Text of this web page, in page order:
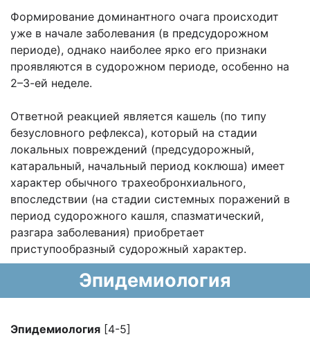
Формирование доминантного очага происходит
уже в начале заболевания (в предсудорожном
периоде), однако наиболее ярко его признаки
проявляются в судорожном периоде, особенно на
2–3-ей неделе.
Ответной реакцией является кашель (по типу
безусловного рефлекса), который на стадии
локальных повреждений (предсудорожный,
катаральный, начальный период коклюша) имеет
характер обычного трахеобронхиального,
впоследствии (на стадии системных поражений в
период судорожного кашля, спазматический,
разгара заболевания) приобретает
приступообразный судорожный характер.
Эпидемиология
Эпидемиология [4-5]